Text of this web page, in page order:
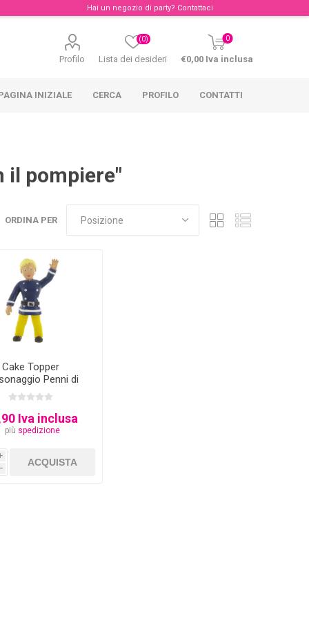
Hai un negozio di party? Contattaci
Profilo Lista dei desideri
(0) 0
€0,00 Iva inclusa
INIZIALE CERCA PROFILO CONTATTI
il pompiere"
ORDINA PER
Cake Topper
Penni di
il Pompiere
Iva inclusa
più spedizione